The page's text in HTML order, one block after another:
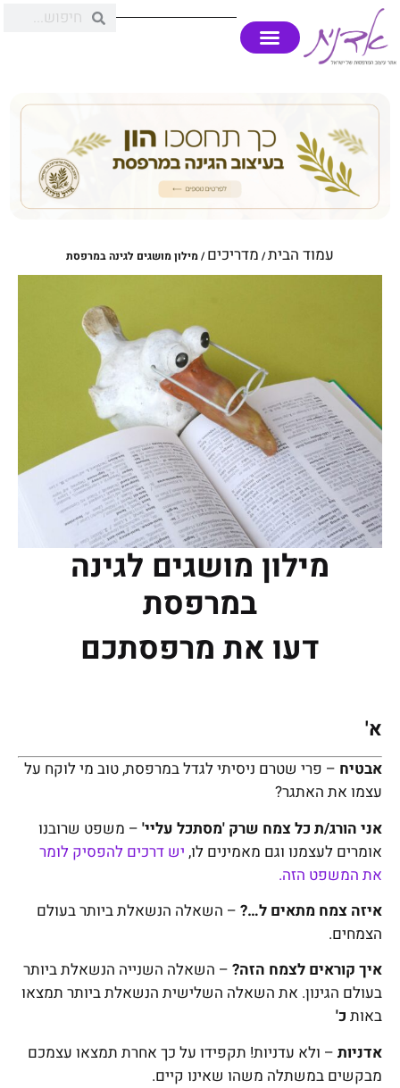
עמוד הבית/ מדריכים/ מילון מושגים לגינה במרפסת
מילון מושגים לגינה
במרפסת
דעו את מרפסתכם
א'
אבטיח – פרי שטרם ניסיתי לגדל במרפסת, טוב מי לוקח על
עצמו את האתגר?
אני הורג/ת כל צמח שרק 'מסתכל עליי' – משפט שרובנו
אומרים לעצמנו וגם מאמינים לו, יש דרכים להפסיק לומר
את המשפט הזה.
איזה צמח מתאים ל…? – השאלה הנשאלת ביותר בעולם
הצמחים.
איך קוראים לצמח הזה? – השאלה השנייה הנשאלת ביותר
בעולם הגינון. את השאלה השלישית הנשאלת ביותר תמצאו
באות כ'
אדניות – ולא עדניות! תקפידו על כך אחרת תמצאו עצמכם
מבקשים במשתלה משהו שאינו קיים.